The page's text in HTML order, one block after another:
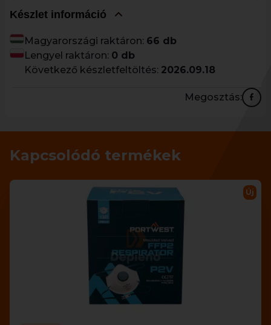
Készlet információ
Magyarországi raktáron: 66 db
Lengyel raktáron: 0 db
Következő készletfeltöltés: 2026.09.18
Megosztás:
Kapcsolódó termékek
Új